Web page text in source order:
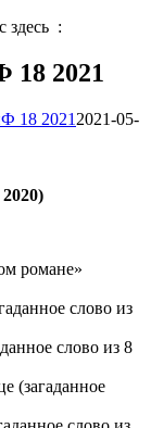
здесь :
18 2021
18 2021 2021-05-
романе»
слово из
слово из 8
(загаданное